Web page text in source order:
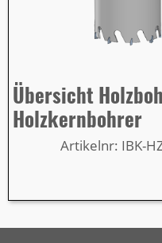
Übersicht
Holzkernbohrer
Artikelnr: IBK-